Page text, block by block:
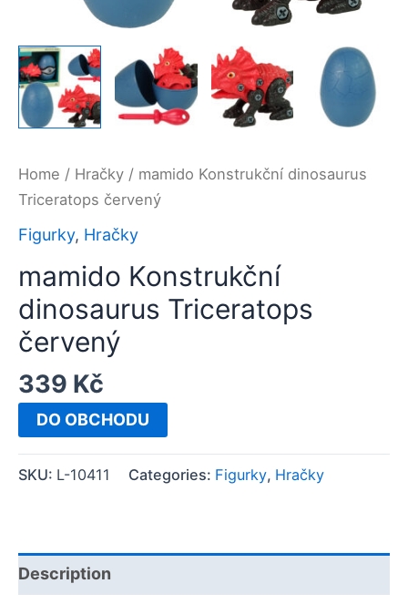
Home / Hračky / mamido Konstrukční dinosaurus
Triceratops červený
Figurky, Hračky
mamido Konstrukční
dinosaurus Triceratops
červený
339 Kč
DO OBCHODU
SKU: L-10411 Categories: Figurky, Hračky
Description